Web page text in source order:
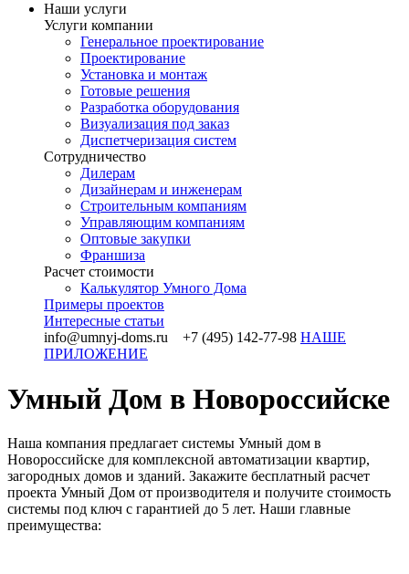
Наши услуги
Услуги компании
Генеральное проектирование
Проектирование
Установка и монтаж
Готовые решения
Разработка оборудования
Визуализация под заказ
Диспетчеризация систем
Сотрудничество
Дилерам
Дизайнерам и инженерам
Строительным компаниям
Управляющим компаниям
Оптовые закупки
Франшиза
Раcчет стоимости
Калькулятор Умного Дома
Примеры проектов
Интересные статьи
info@umnyj-doms.ru +7 (495) 142-77-98 НАШЕ
ПРИЛОЖЕНИЕ
Умный Дом в Новороссийске
Наша компания предлагает системы Умный дом в
Новороссийске для комплексной автоматизации квартир,
загородных домов и зданий. Закажите бесплатный расчет
проекта Умный Дом от производителя и получите стоимость
системы под ключ с гарантией до 5 лет. Наши главные
преимущества: